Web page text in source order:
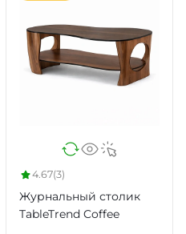
4.67(3)
Журнальный столик
TableTrend Coffee